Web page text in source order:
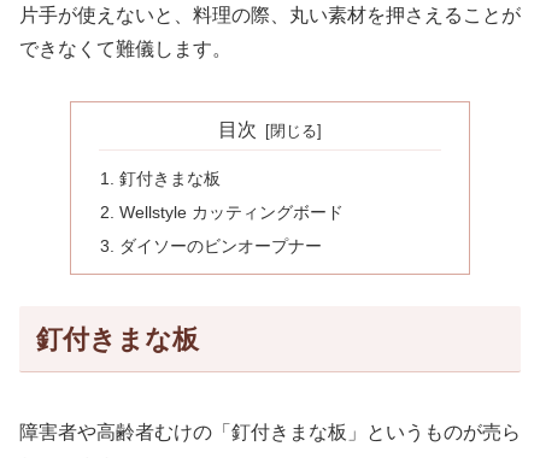
片手が使えないと、料理の際、丸い素材を押さえることが
できなくて難儀します。
目次
釘付きまな板
Wellstyle カッティングボード
ダイソーのビンオープナー
釘付きまな板
障害者や高齢者むけの「釘付きまな板」というものが売ら